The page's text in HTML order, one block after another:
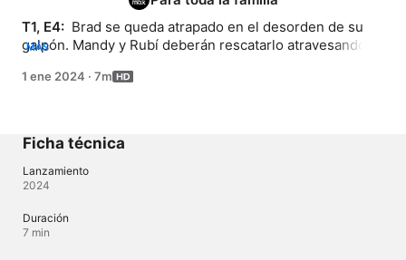
T1, E4: Brad se queda atrapado en el desorden de su
galpón. Mandy y Rubí deberán rescatarlo atravesando el
MÁS
1 ene 2024 · 7m
Ficha técnica
Lanzamiento
2024
Duración
7 min